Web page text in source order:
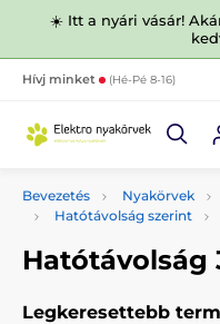
☀️ Itt a nyári vásár!
Hívj minket (Hé-Pé 8-16)
Bevezetés Nyakörvek
Hatótávolság szerint
Hatótávolság
Legkeresettebb